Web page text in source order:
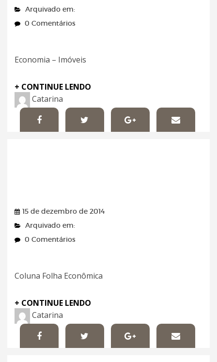
Arquivado em:
0 Comentários
Economia – Imóveis
+ CONTINUE LENDO
Catarina
15 de dezembro de 2014
Arquivado em:
0 Comentários
Coluna Folha Econômica
+ CONTINUE LENDO
Catarina